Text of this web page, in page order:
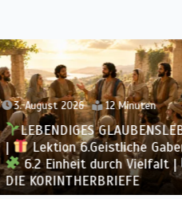
|
2. August 2026
LEBENDIGES
|
Lektion
6.1